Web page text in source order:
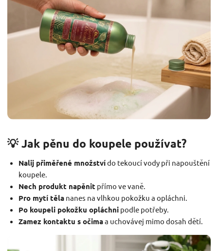
💡 Jak pěnu do koupele používat?
Nalij přiměřené množstvído tekoucí vody při napouštění
koupele.
Nech produkt napěnit přímo ve vaně.
Pro mytí tělananes na vlhkou pokožku a opláchni.
Po koupeli pokožku opláchnipodle potřeby.
Zamez kontaktu s očimaa uchovávej mimo dosah dětí.